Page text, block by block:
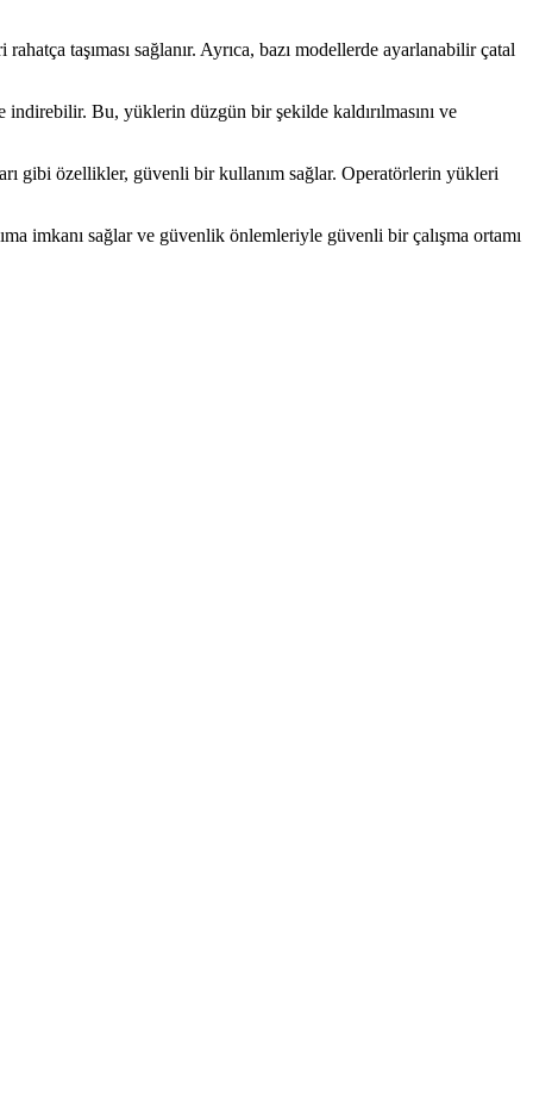
taşıması sağlanır. Ayrıca, bazı modellerde ayarlanabilir çatal
Bu, yüklerin düzgün bir şekilde kaldırılmasını ve
gibi özellikler, güvenli bir kullanım sağlar. Operatörlerin yükleri
imkanı sağlar ve güvenlik önlemleriyle güvenli bir çalışma ortamı